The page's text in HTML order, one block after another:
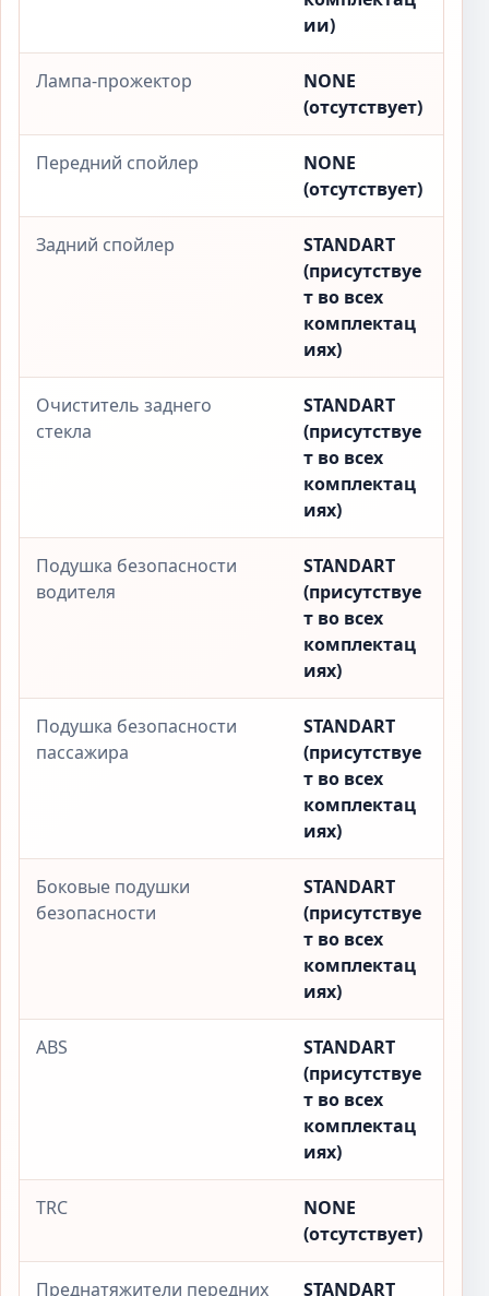
ии)
Лампа-прожектор
NONE
(отсутствует)
Передний спойлер
NONE
(отсутствует)
Задний спойлер
STANDART
(присутствуе
т во всех
комплектац
иях)
Очиститель заднего
стекла
STANDART
(присутствуе
т во всех
комплектац
иях)
Подушка безопасности
водителя
STANDART
(присутствуе
т во всех
комплектац
иях)
Подушка безопасности
пассажира
STANDART
(присутствуе
т во всех
комплектац
иях)
Боковые подушки
безопасности
STANDART
(присутствуе
т во всех
комплектац
иях)
ABS
STANDART
(присутствуе
т во всех
комплектац
иях)
TRC
NONE
(отсутствует)
Преднатяжители передних STANDART